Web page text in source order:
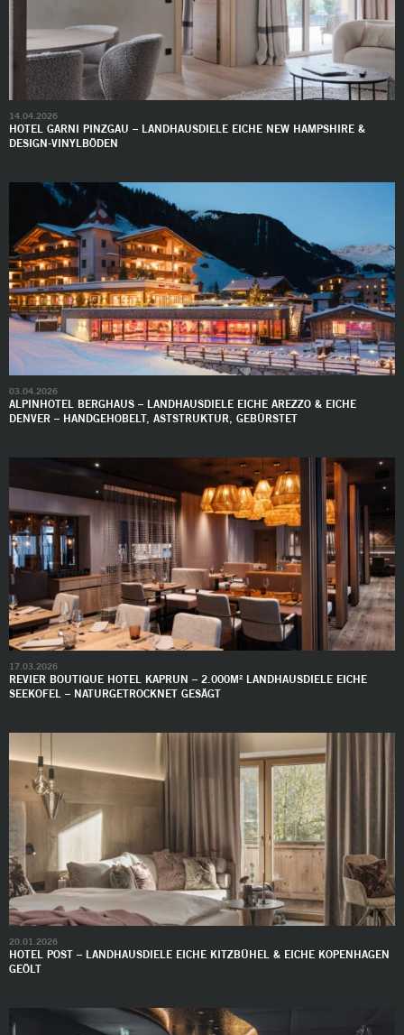
HOTEL GARNI PINZGAU – LANDHAUSDIELE EICHE NEW HAMPSHIRE &
DESIGN-VINYLBÖDEN
14.04.2026
ALPINHOTEL BERGHAUS – LANDHAUSDIELE EICHE AREZZO & EICHE
DENVER – HANDGEHOBELT, ASTSTRUKTUR, GEBÜRSTET
03.04.2026
REVIER BOUTIQUE HOTEL KAPRUN – 2.000M² LANDHAUSDIELE EICHE
SEEKOFEL – NATURGETROCKNET GESÄGT
17.03.2026
HOTEL POST – LANDHAUSDIELE EICHE KITZBÜHEL & EICHE KOPENHAGEN
GEÖLT
20.01.2026